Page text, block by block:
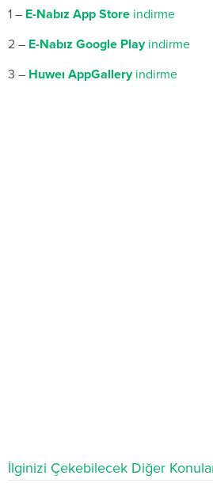
1 – E-Nabız App Store indirme
2 – E-Nabız Google Playindirme
3 – Huweı AppGalleryindirme
İlginizi Çekebilecek Diğer